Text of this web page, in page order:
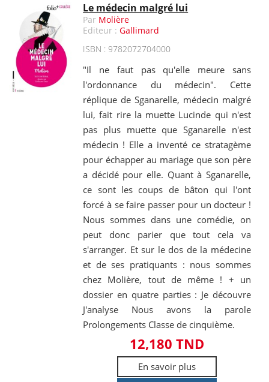
Le médecin malgré lui
Par Molière
Editeur :Gallimard
ISBN : 9782072704000
"Il ne faut pas qu'elle meure sans
l'ordonnance du médecin". Cette
réplique de Sganarelle, médecin malgré
lui, fait rire la muette Lucinde qui n'est
pas plus muette que Sganarelle n'est
médecin ! Elle a inventé ce stratagème
pour échapper au mariage que son père
a décidé pour elle. Quant à Sganarelle,
ce sont les coups de bâton qui l'ont
forcé à se faire passer pour un docteur !
Nous sommes dans une comédie, on
peut donc parier que tout cela va
s'arranger. Et sur le dos de la médecine
et de ses pratiquants : nous sommes
chez Molière, tout de même ! + un
dossier en quatre parties : Je découvre
J'analyse Nous avons la parole
Prolongements Classe de cinquième.
12,180 TND
En savoir plus